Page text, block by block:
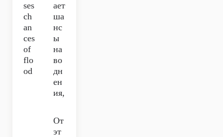
ses
ch
an
ces
of
flo
od
ает
ша
нс
ы
на
во
дн
ен
ия,
От
эт